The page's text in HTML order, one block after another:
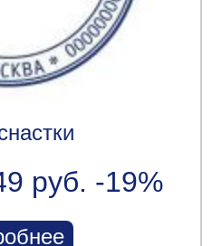
руб. -19%